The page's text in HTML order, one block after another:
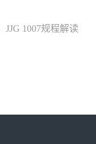
1007规程解读